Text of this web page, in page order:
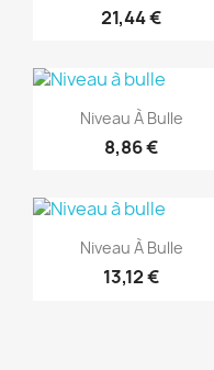
21,44 €
Aperçu rapide
Niveau À Bulle
8,86 €
Aperçu rapide
Niveau À Bulle
13,12 €